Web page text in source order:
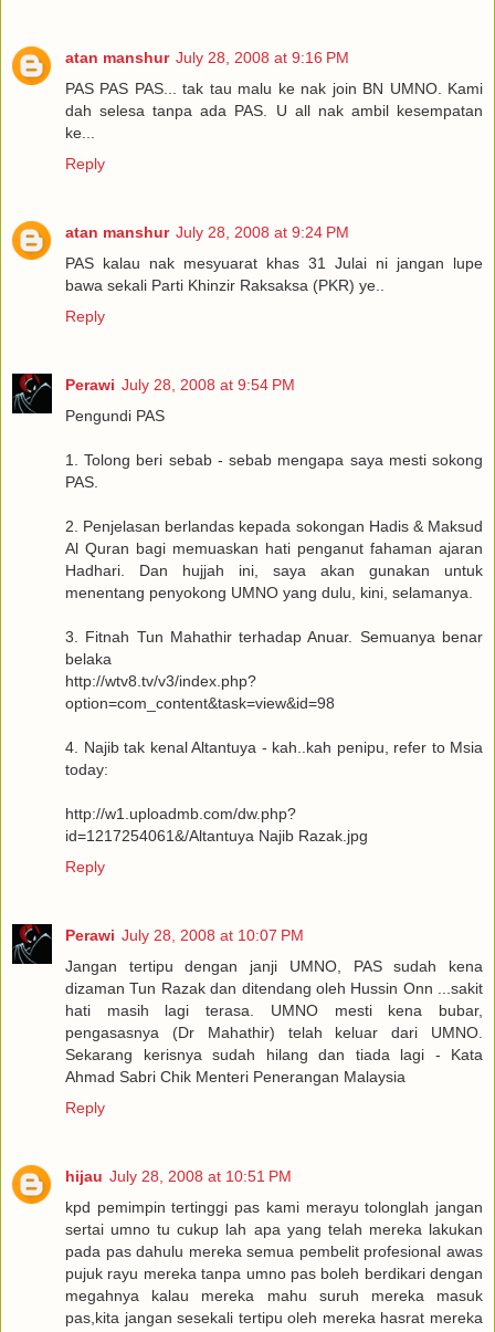
atan manshur July 28, 2008 at 9:16 PM
PAS PAS PAS... tak tau malu ke nak join BN UMNO. Kami
dah selesa tanpa ada PAS. U all nak ambil kesempatan
ke...
Reply
atan manshur July 28, 2008 at 9:24 PM
PAS kalau nak mesyuarat khas 31 Julai ni jangan lupe
bawa sekali Parti Khinzir Raksaksa (PKR) ye..
Reply
Perawi July 28, 2008 at 9:54 PM
Pengundi PAS
1. Tolong beri sebab - sebab mengapa saya mesti sokong
PAS.
2. Penjelasan berlandas kepada sokongan Hadis & Maksud
Al Quran bagi memuaskan hati penganut fahaman ajaran
Hadhari. Dan hujjah ini, saya akan gunakan untuk
menentang penyokong UMNO yang dulu, kini, selamanya.
3. Fitnah Tun Mahathir terhadap Anuar. Semuanya benar
belaka
http://wtv8.tv/v3/index.php?
option=com_content&task=view&id=98
4. Najib tak kenal Altantuya - kah..kah penipu, refer to Msia
today:
http://w1.uploadmb.com/dw.php?
id=1217254061&/Altantuya Najib Razak.jpg
Reply
Perawi July 28, 2008 at 10:07 PM
Jangan tertipu dengan janji UMNO, PAS sudah kena
dizaman Tun Razak dan ditendang oleh Hussin Onn ...sakit
hati masih lagi terasa. UMNO mesti kena bubar,
pengasasnya (Dr Mahathir) telah keluar dari UMNO.
Sekarang kerisnya sudah hilang dan tiada lagi - Kata
Ahmad Sabri Chik Menteri Penerangan Malaysia
Reply
hijau July 28, 2008 at 10:51 PM
kpd pemimpin tertinggi pas kami merayu tolonglah jangan
sertai umno tu cukup lah apa yang telah mereka lakukan
pada pas dahulu mereka semua pembelit profesional awas
pujuk rayu mereka tanpa umno pas boleh berdikari dengan
megahnya kalau mereka mahu suruh mereka masuk
pas,kita jangan sesekali tertipu oleh mereka hasrat mereka